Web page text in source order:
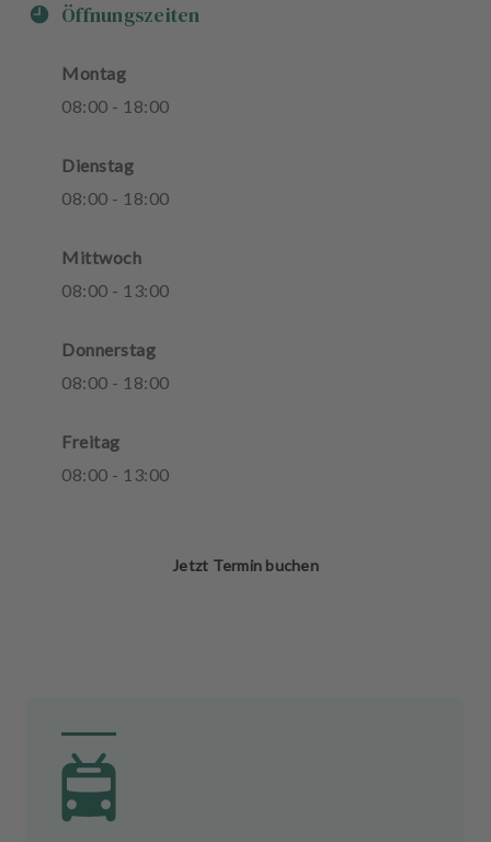
Öffnungszeiten
Montag
08:00 - 18:00
Dienstag
08:00 - 18:00
Mittwoch
08:00 - 13:00
Donnerstag
08:00 - 18:00
Freitag
08:00 - 13:00
Jetzt Termin buchen